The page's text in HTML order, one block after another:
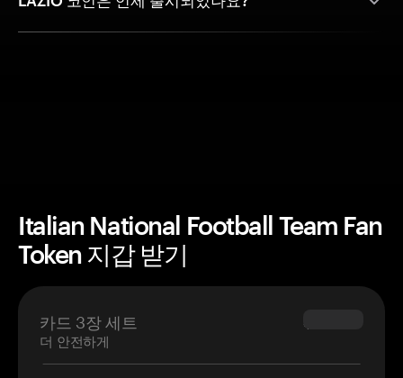
Italian National Football Team Fan
Token 지갑 받기
카드 3장 세트
더 안전하게
$69.90